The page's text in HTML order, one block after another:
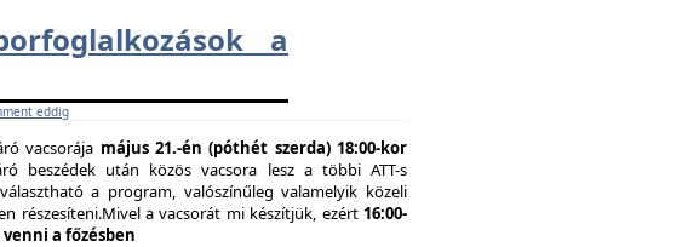
a
eddig
vacsorája május 21.-én (póthét szerda) 18:00-kor
beszédek után közös vacsora lesz a többi ATT-s
a program, valószínűleg valamelyik közeli
részesíteni.Mivel a vacsorát mi készítjük, ezért 16:00-
a főzésben